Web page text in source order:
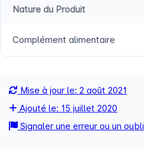
Nature du Produit
Complément alimentaire
Mise à jour le: 2 août 2021
Ajouté le: 15 juillet 2020
Signaler une erreur ou un oubli